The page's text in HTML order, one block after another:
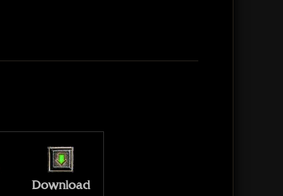
Download